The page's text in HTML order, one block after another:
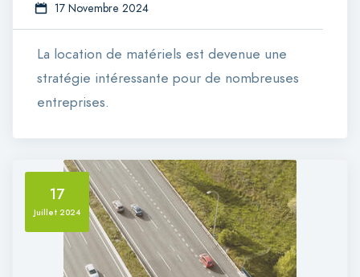
17 Novembre 2024
La location de matériels est devenue une
stratégie intéressante pour de nombreuses
entreprises.
17
Juillet 2024